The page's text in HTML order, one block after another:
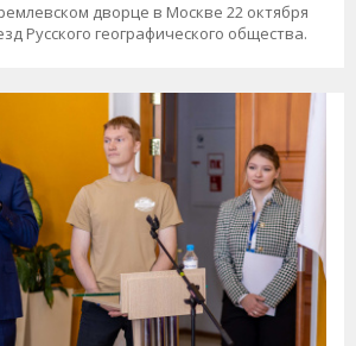
дворце в Москве 22 октября
Русского географического общества.